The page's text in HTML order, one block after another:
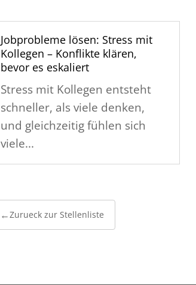
Jobprobleme lösen: Stress mit
Kollegen – Konflikte klären,
bevor es eskaliert
Stress mit Kollegen entsteht
schneller, als viele denken,
und gleichzeitig fühlen sich
viele...
Zurueck zur Stellenliste